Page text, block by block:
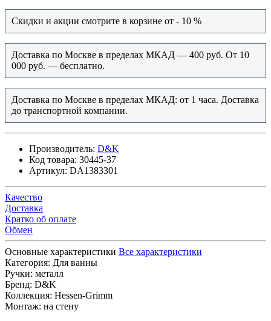
Скидки и акции смотрите в корзине от - 10 %
Доставка по Москве в пределах МКАД — 400 руб. От 10
000 руб. — бесплатно.
Доставка по Москве в пределах МКАД: от 1 часа. Доставка
до транспортной компании.
Производитель: D&K
Код товара: 30445-37
Артикул: DA1383301
Качество
Доставка
Кратко об оплате
Обмен
Основные характеристики Все характеристики
Категория: Для ванны
Ручки: металл
Бренд: D&K
Коллекция: Hessen-Grimm
Монтаж: на стену